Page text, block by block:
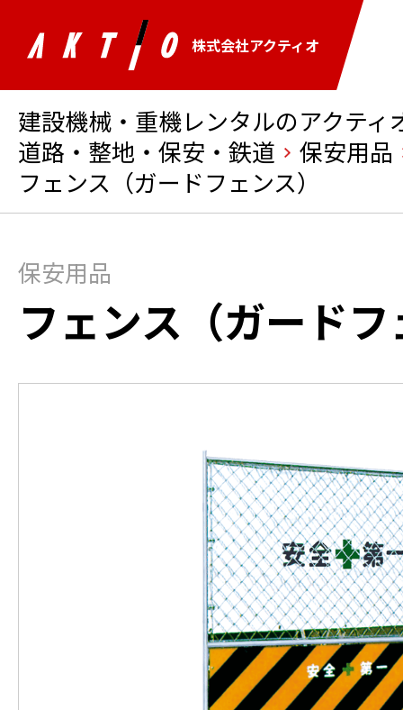
株式会社アクティオ
建設機械・重機レンタルのアクティ
道路・整地・保安・鉄道
保安用品
フェンス（ガードフェンス）
保安用品
フェンス（ガード